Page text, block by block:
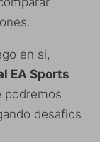
en si,
EA Sports
podremos
desafios